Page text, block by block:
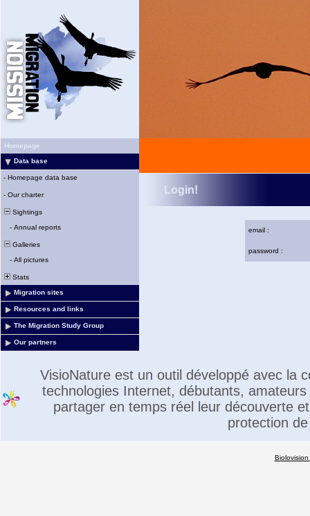
Homepage
Data base
- Homepage data base
- Our charter
Sightings
- Annual reports
Galleries
- All pictures
Stats
Migration sites
Resources and links
The Migration Study Group
Our partners
Login!
email :
password :
VisioNature est un outil développé avec la
technologies Internet, débutants,
partager en temps réel leur découverte
protection
Biolovision